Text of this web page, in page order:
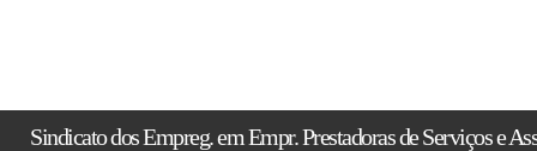
Sindicato dos Empreg. em Empr. Prestadoras de Serviços e